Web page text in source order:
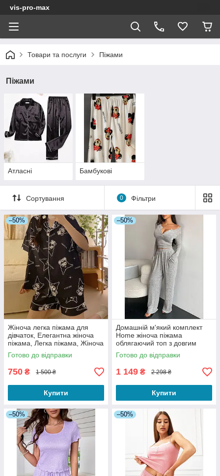
vis-pro-max
Товари та послуги Піжами
Піжами
Атласні Бамбукові
Сортування 0 Фільтри
–50%
Жіноча легка піжама для
дівчаток, Елегантна жіноча
піжама, Легка піжама, Жіноча
чорна піжама
Готово до відправки
750 ₴ 1 500 ₴
Купити
–50%
Домашній м'який комплект
Home жіноча піжама
облягаючий топ з довгим
рукавом і штани сірий розмір
M
Готово до відправки
1 149 ₴ 2 298 ₴
Купити
–50% –50%